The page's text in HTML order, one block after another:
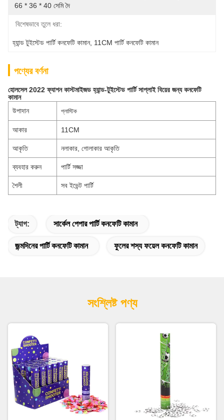
66 * 36 * 40 সেমি দৈ
বিশেষভাবে তুলে ধরা:
হ্যান্ড টুইস্টেড পার্টি কনফেটি কামান, 11CM পার্টি কনফেটি কামান
পণ্যের বর্ণনা
হোলসেল 2022 ফ্যাশন কাস্টমাইজড হ্যান্ড-টুইস্টেড পার্টি সাপ্লাই বিয়ের জন্য কনফেটি
কামান
উপাদান
প্লাস্টিক
আকার 11CM
আকৃতি নলাকার, গোলাকার আকৃতি
ব্যবহার করুন পার্টি সজ্জা
শৈলী সব ইভেন্ট পার্টি
ট্যাগ: সার্কেল পেপার পার্টি কনফেটি কামান
জন্মদিনের পার্টি কনফেটি কামান ফুলের শস্য ফয়েল কনফেটি কামান
সংশ্লিষ্ট পণ্য